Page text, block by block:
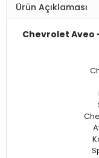
Ürün Açıklaması
Chevrolet Aveo